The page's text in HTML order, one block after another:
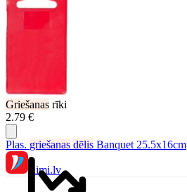
Griešanas rīki
2.79 €
Plas. griešanas dēlis Banquet 25.5x16cm
Rimi.lv